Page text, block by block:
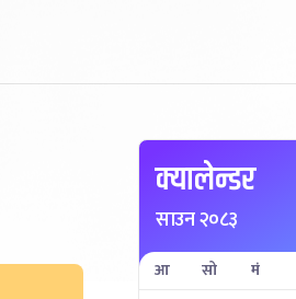
क्यालेन्डर
साउन २०८३
आ सो मं